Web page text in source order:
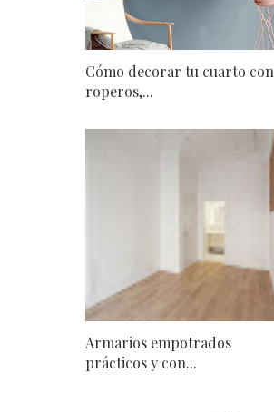
Cómo decorar tu cuarto con
roperos,...
Armarios empotrados
prácticos y con...